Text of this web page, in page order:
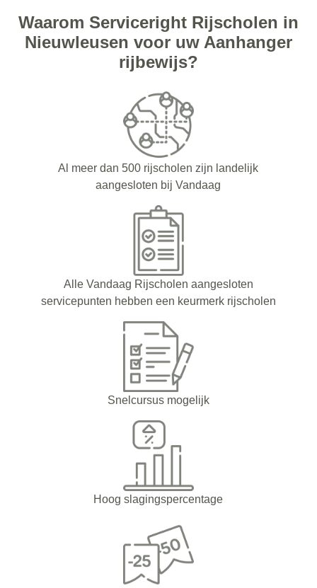
Waarom Serviceright Rijscholen in
Nieuwleusen voor uw Aanhanger
rijbewijs?
Al meer dan 500 rijscholen zijn landelijk
aangesloten bij Vandaag
Alle Vandaag Rijscholen aangesloten
servicepunten hebben een keurmerk rijscholen
Snelcursus mogelijk
Hoog slagingspercentage